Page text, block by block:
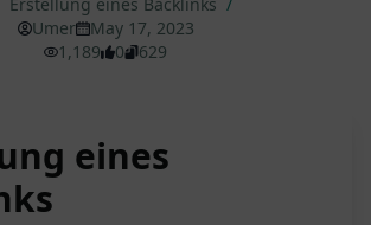
Erstellung eines Backlinks /
Umer
May 17, 2023
1,189
0 629
eines